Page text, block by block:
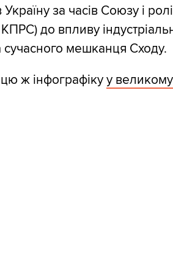
Україну за часів Союзу і
КПРС) до впливу
мешканця Сходу.
ж інфографікуу